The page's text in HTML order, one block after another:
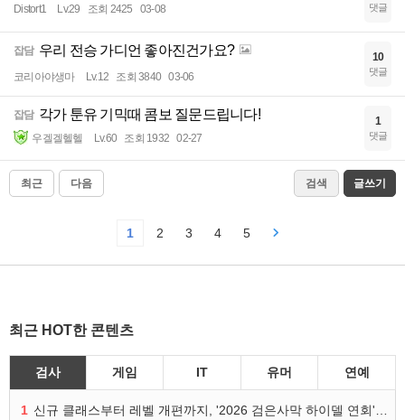
Distort1 Lv.29 조회 2425 03-08 댓글
잡담 우리 전승 가디언 좋아진건가요?
코리아야생마 Lv.12 조회 3840 03-06
10
댓글
잡담 각가 툰유 기믹때 콤보 질문드립니다!
우겔겔헬헬 Lv.60 조회 1932 02-27
1
댓글
최근 다음 검색 글쓰기
1 2 3 4 5
최근 HOT한 콘텐츠
검사 게임 IT 유머 연예
1